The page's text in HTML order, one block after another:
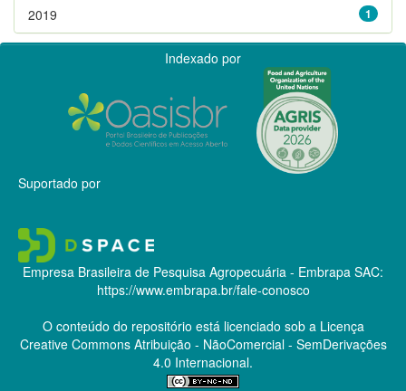
1
2019
Indexado por
Suportado por
Empresa Brasileira de Pesquisa Agropecuária - Embrapa SAC:
https://www.embrapa.br/fale-conosco
O conteúdo do repositório está licenciado sob a Licença
Creative CommonsAtribuição - NãoComercial - SemDerivações
4.0 Internacional.